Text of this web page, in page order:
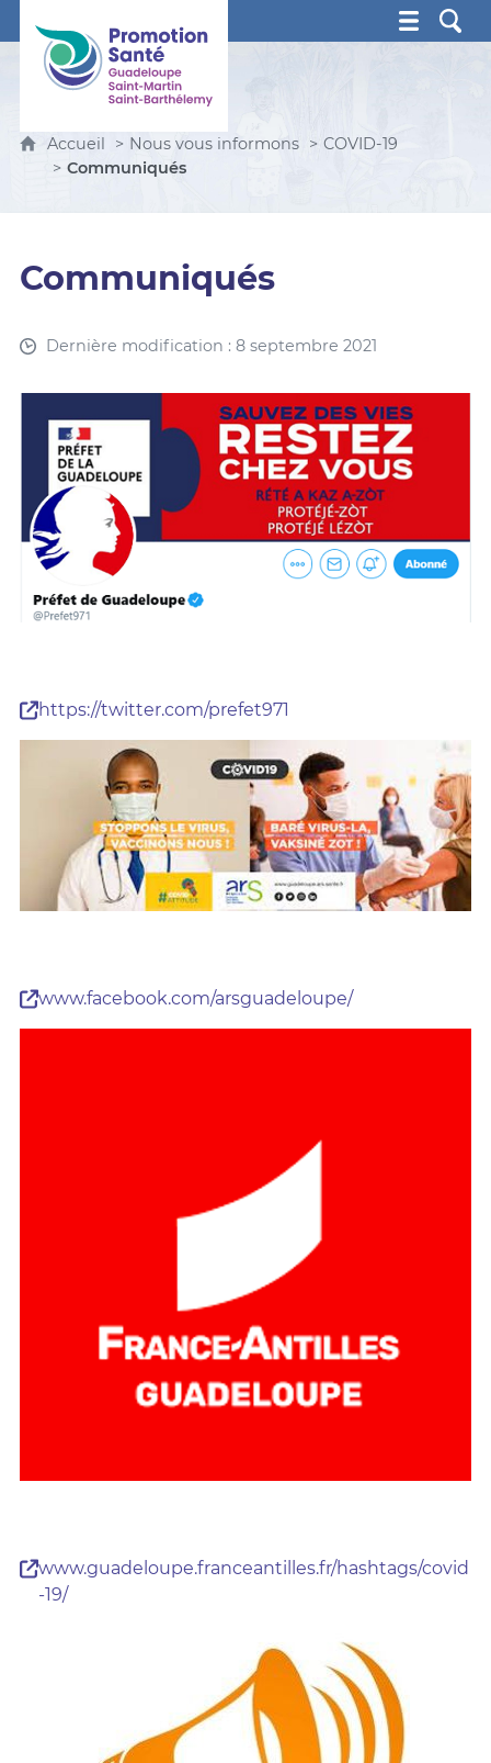
Promotion Santé Guadeloupe, Saint-Martin, Saint
Accueil Nous vous informons
COVID-19
Communiqués
Communiqués
Dernière modification : 8 septembre 2021
https://twitter.com/prefet971
www.facebook.com/arsguadeloupe/
www.guadeloupe.franceantilles.fr/hashtags/covid
-19/